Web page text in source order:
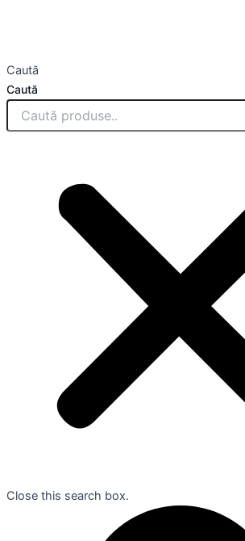
Caută
Caută
Close this search box.